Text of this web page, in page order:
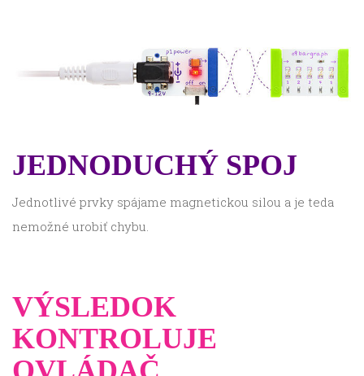
JEDNODUCHÝ SPOJ
Jednotlivé prvky spájame magnetickou silou a je teda
nemožné urobiť chybu.
VÝSLEDOK
KONTROLUJE